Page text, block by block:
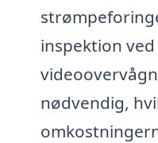
inspektion
nødvendig,